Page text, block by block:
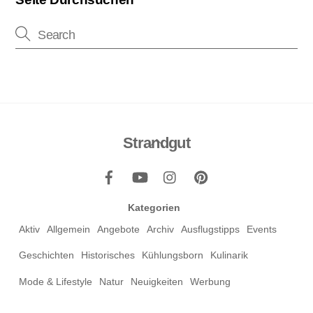
Back
Top
Strandgut
Kategorien
Aktiv
Allgemein Angebote Archiv Ausflugstipps Events
Geschichten Historisches Kühlungsborn Kulinarik
Mode & Lifestyle Natur Neuigkeiten Werbung